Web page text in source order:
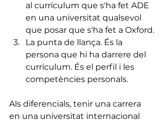
al currículum que s'ha fet ADE
en una universitat qualsevol
que posar que s'ha fet a Oxford.
La punta de llança. És la
persona que hi ha darrere del
currículum. És el perfil i les
competències personals.
Als diferencials, tenir una carrera
en una universitat internacional